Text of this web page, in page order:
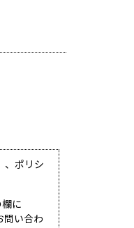
、ポリシ
に
問い合わ